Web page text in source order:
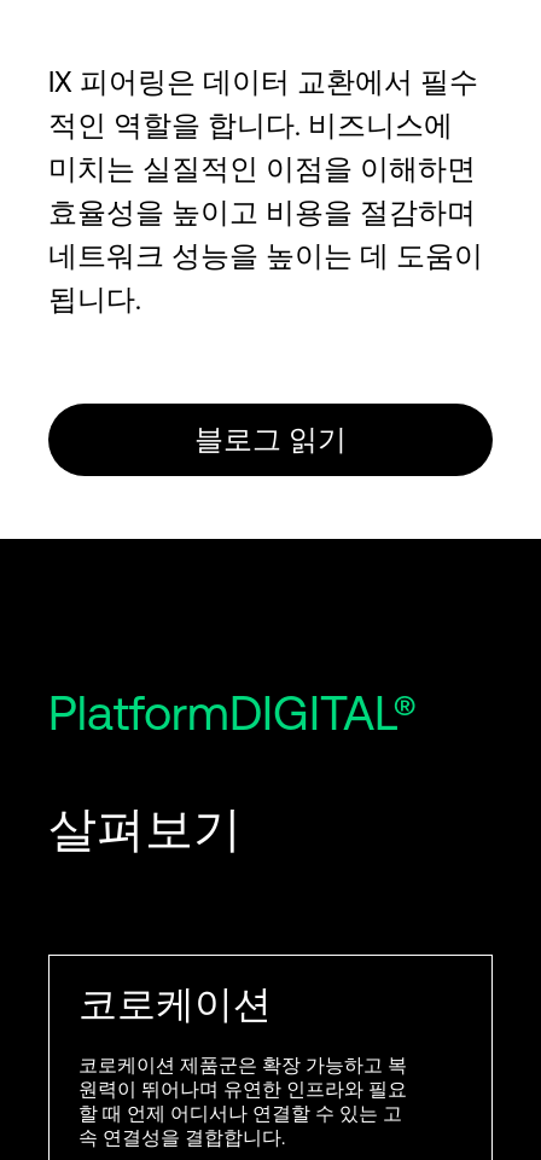
IX 피어링은 데이터 교환에서 필수
적인 역할을 합니다. 비즈니스에
미치는 실질적인 이점을 이해하면
효율성을 높이고 비용을 절감하며
네트워크 성능을 높이는 데 도움이
됩니다.
블로그 읽기
PlatformDIGITAL®
살펴보기
코로케이션
코로케이션 제품군은 확장 가능하고 복
원력이 뛰어나며 유연한 인프라와 필요
할 때 언제 어디서나 연결할 수 있는 고
속 연결성을 결합합니다.